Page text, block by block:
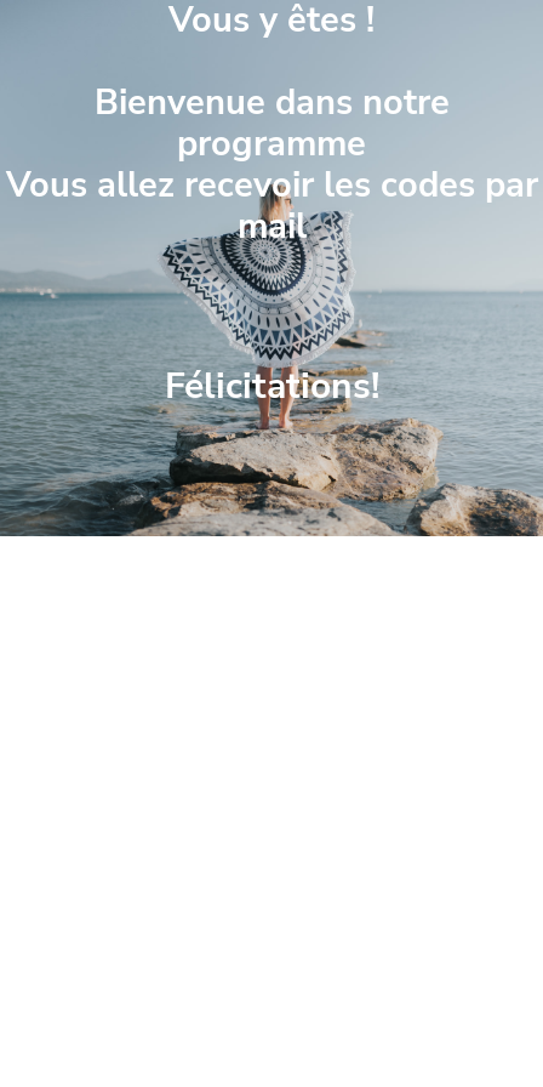
Vous y êtes !
Bienvenue dans notre
programme
Vous allez recevoir les codes par
mail
Félicitations!